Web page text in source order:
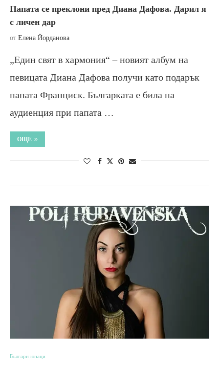
Папата се преклони пред Диана Дафова. Дарил я
с личен дар
от Елена Йорданова
„Един свят в хармония“ – новият албум на
певицата Диана Дафова получи като подарък
папата Франциск. Българката е била на
аудиенция при папата …
ОЩЕ
Българи юнаци